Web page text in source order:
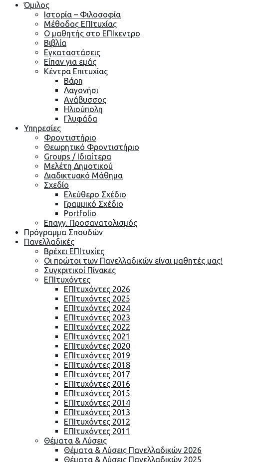
Όμιλος
Ιστορία – Φιλοσοφία
Μέθοδος ΕΠΙτυχίας
Ο μαθητής στο ΕΠΙκεντρο
Βιβλία
Εγκαταστάσεις
Είπαν για εμάς
Κέντρα Επιτυχίας
Βάρη
Λαγονήσι
Ανάβυσσος
Ηλιούπολη
Γλυφάδα
Υπηρεσίες
Φροντιστήριο
Θεωρητικό Φροντιστήριο
Groups / Ιδιαίτερα
Μελέτη Δημοτικού
Διαδικτυακό Μάθημα
Σχεδίο
Ελεύθερο Σχέδιο
Γραμμικό Σχέδιο
Portfolio
Επαγγ. Προσανατολισμός
Πρόγραμμα Σπουδών
Πανελλαδικές
Βρέχει ΕΠΙτυχίες
Οι πρώτοι των Πανελλαδικών είναι μαθητές μας!
Συγκριτικοί Πίνακες
ΕΠΙτυχόντες
ΕΠΙτυχόντες 2026
ΕΠΙτυχόντες 2025
ΕΠΙτυχόντες 2024
ΕΠΙτυχόντες 2023
ΕΠΙτυχόντες 2022
ΕΠΙτυχόντες 2021
ΕΠΙτυχόντες 2020
ΕΠΙτυχόντες 2019
ΕΠΙτυχόντες 2018
ΕΠΙτυχόντες 2017
ΕΠΙτυχόντες 2016
ΕΠΙτυχόντες 2015
ΕΠΙτυχόντες 2014
ΕΠΙτυχόντες 2013
ΕΠΙτυχόντες 2012
ΕΠΙτυχόντες 2011
Θέματα & Λύσεις
Θέματα & Λύσεις Πανελλαδικών 2026
Θέματα & Λύσεις Πανελλαδικών 2025